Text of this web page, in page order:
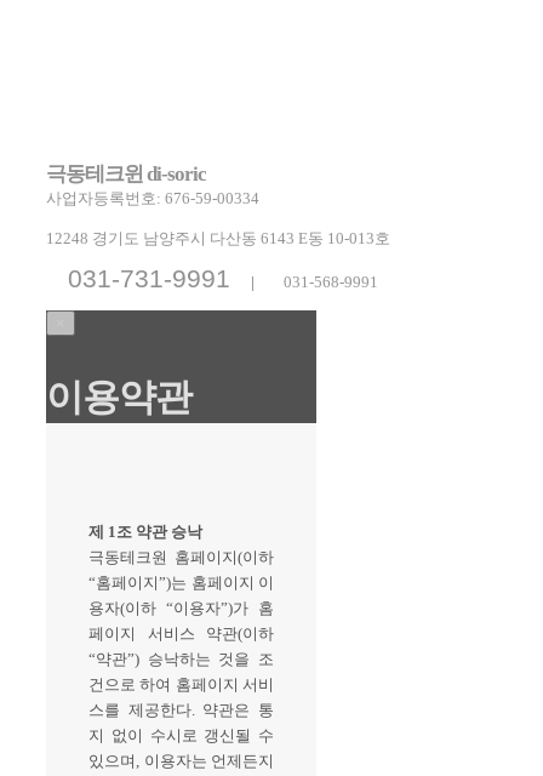
극동테크윈 di-soric
사업자등록번호: 676-59-00334
12248 경기도 남양주시 다산동 6143 E동 10-013호
031-731-9991 | 031-568-9991
이용약관
제 1조 약관 승낙
극동테크원 홈페이지(이하
“홈페이지”)는 홈페이지 이
용자(이하 “이용자”)가 홈
페이지 서비스 약관(이하
“약관”) 승낙하는 것을 조
건으로 하여 홈페이지 서비
스를 제공한다. 약관은 통
지 없이 수시로 갱신될 수
있으며, 이용자는 언제든지